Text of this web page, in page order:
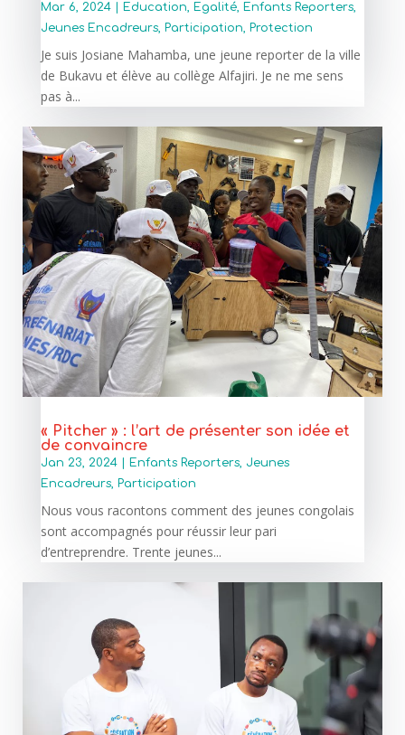
Mar 6, 2024| Education, Egalité, Enfants Reporters,
Jeunes Encadreurs, Participation, Protection
Je suis Josiane Mahamba, une jeune reporter de la ville
de Bukavu et élève au collège Alfajiri. Je ne me sens
pas à...
« Pitcher » : l’art de présenter son idée et
de convaincre
Jan 23, 2024| Enfants Reporters, Jeunes
Encadreurs, Participation
Nous vous racontons comment des jeunes congolais
sont accompagnés pour réussir leur pari
d’entreprendre. Trente jeunes...